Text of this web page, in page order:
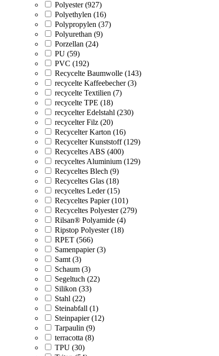
Polyester (927)
Polyethylen (16)
Polypropylen (37)
Polyurethan (9)
Porzellan (24)
PU (59)
PVC (192)
Recycelte Baumwolle (143)
recycelte Kaffeebecher (3)
recycelte Textilien (7)
recycelte TPE (18)
recycelter Edelstahl (230)
recycelter Filz (20)
Recycelter Karton (16)
Recycelter Kunststoff (129)
Recyceltes ABS (400)
recyceltes Aluminium (129)
Recyceltes Blech (9)
Recyceltes Glas (18)
recyceltes Leder (15)
Recyceltes Papier (101)
Recyceltes Polyester (279)
Rilsan® Polyamide (4)
Ripstop Polyester (18)
RPET (566)
Samenpapier (3)
Samt (3)
Schaum (3)
Segeltuch (22)
Silikon (33)
Stahl (22)
Steinabfall (1)
Steinpapier (12)
Tarpaulin (9)
terracotta (8)
TPU (30)